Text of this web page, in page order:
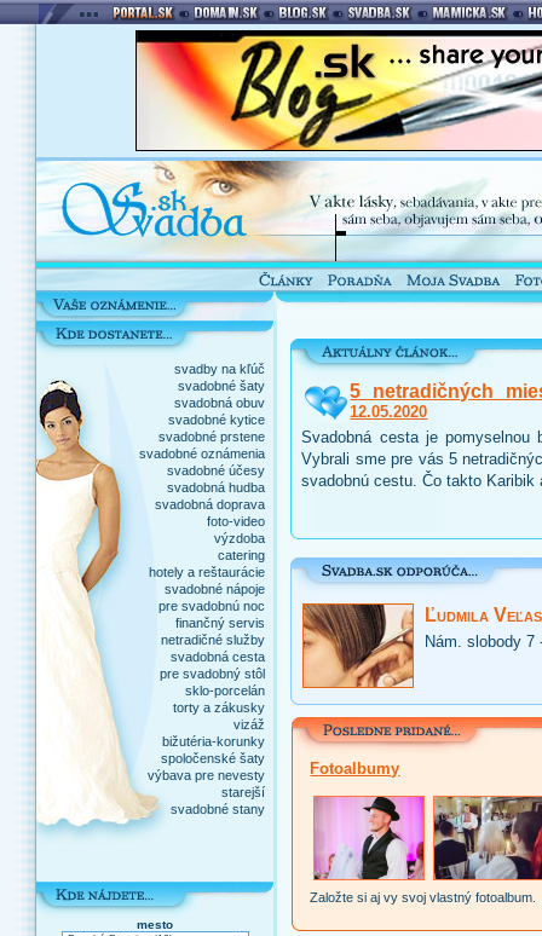
svadby na kľúč
svadobné šaty
svadobná obuv
svadobné kytice
svadobné prstene
svadobné oznámenia
svadobné účesy
svadobná hudba
svadobná doprava
foto-video
výzdoba
catering
hotely a reštaurácie
svadobné nápoje
pre svadobnú noc
finančný servis
netradičné služby
svadobná cesta
pre svadobný stôl
sklo-porcelán
torty a zákusky
vizáž
bižutéria-korunky
spoločenské šaty
výbava pre nevesty
starejší
svadobné stany
mesto
5 netradičných
12.05.2020
Svadobná cesta je pomyselnou
Vybrali sme pre vás 5
svadobnú cestu. Čo takto Karibik
Ľudmila
Nám. slobody 7
Fotoalbumy
Založte si aj vy svoj vlastný fotoalbum.